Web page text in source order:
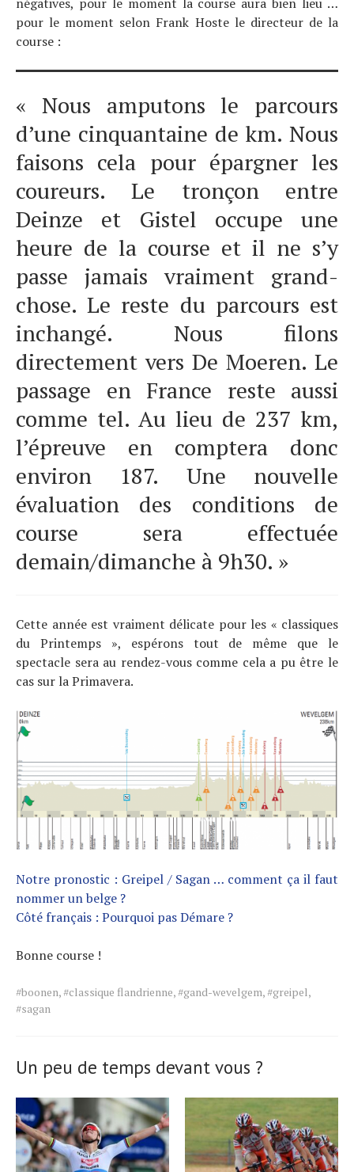
pour le moment selon Frank Hoste le directeur de la
course :
« Nous amputons le parcours
d’une cinquantaine de km. Nous
faisons cela pour épargner les
coureurs. Le tronçon entre
Deinze et Gistel occupe une
heure de la course et il ne s’y
passe jamais vraiment grand-
chose. Le reste du parcours est
inchangé. Nous filons
directement vers De Moeren. Le
passage en France reste aussi
comme tel. Au lieu de 237 km,
l’épreuve en comptera donc
environ 187. Une nouvelle
évaluation des conditions de
course sera effectuée
demain/dimanche à 9h30. »
Cette année est vraiment délicate pour les « classiques
du Printemps », espérons tout de même que le
spectacle sera au rendez-vous comme cela a pu être le
cas sur la Primavera.
Notre pronostic : Greipel / Sagan … comment ça il faut
nommer un belge ?
Côté français : Pourquoi pas Démare ?
Bonne course !
Tags
for
#boonen,#classique flandrienne,#gand-wevelgem,#greipel,
#sagan
Un peu de temps devant vous ?